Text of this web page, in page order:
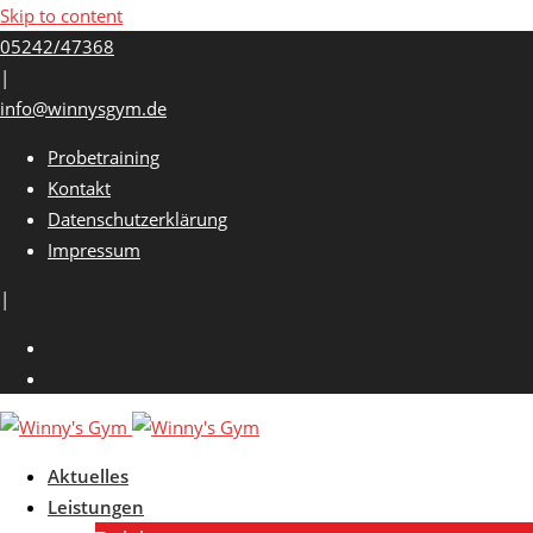
Skip to content
05242/47368
|
info@winnysgym.de
Probetraining
Kontakt
Datenschutzerklärung
Impressum
|
Aktuelles
Leistungen